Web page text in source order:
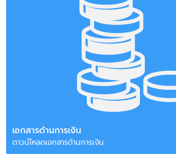
เอกสารด้านการเงิน
ดาวน์โหลดเอกสารด้านการเงิน